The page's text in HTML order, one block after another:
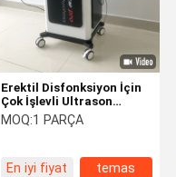
Erektil Disfonksiyon İçin
Çok İşlevli Ultrason
Terapi Makinesi
MOQ:1 PARÇA
En iyi fiyat temas